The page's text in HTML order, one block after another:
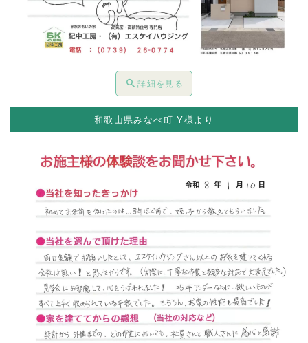
詳細を見る
和歌山県みなべ町 Y様より